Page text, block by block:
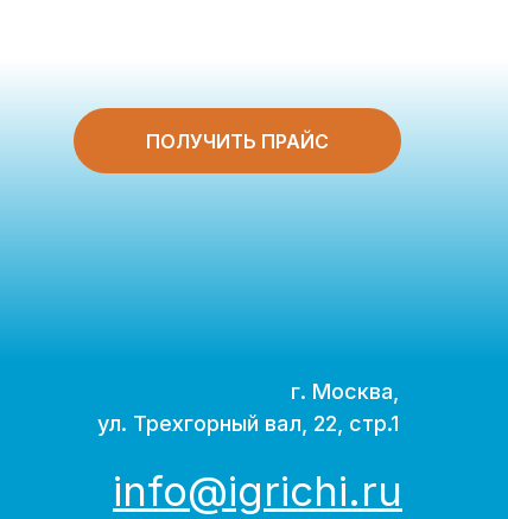
г. Москва,
ул. Трехгорный вал, 22, стр.1
ПОЛУЧИТЬ ПРАЙС
info@igrichi.ru